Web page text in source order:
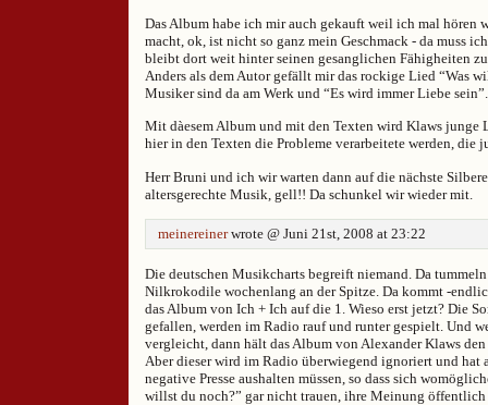
Das Album habe ich mir auch gekauft weil ich mal hören
macht, ok, ist nicht so ganz mein Geschmack - da muss
bleibt dort weit hinter seinen gesanglichen Fähigheiten
Anders als dem Autor gefällt mir das rockige Lied “Was
Musiker sind da am Werk und “Es wird immer Liebe sein”.
Mit dà­esem Album und mit den Texten wird Klaws junge
hier in den Texten die Probleme verarbeitete werden, die
Herr Bruni und ich wir warten dann auf die nächste
altersgerechte Musik, gell!! Da schunkel wir wieder mit.
meinereinerwrote @ Juni 21st, 2008 at 23:22
Die deutschen Musikcharts begreift niemand. Da
Nilkrokodile wochenlang an der Spitze. Da kommt -
das Album von Ich + Ich auf die 1. Wieso erst jetzt? Die
gefallen, werden im Radio rauf und runter gespielt. Und
vergleicht, dann hält das Album von Alexander Klaws
Aber dieser wird im Radio überwiegend ignoriert und hat
negative Presse aushalten müssen, so dass sich
willst du noch?” gar nicht trauen, ihre Meinung